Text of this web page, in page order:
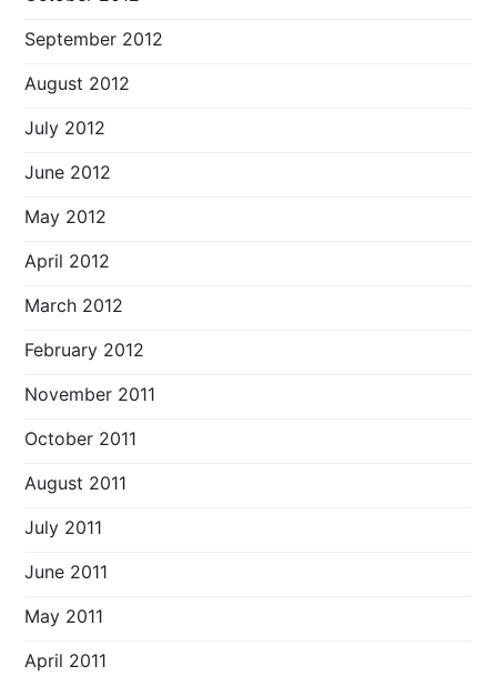
September 2012
August 2012
July 2012
June 2012
May 2012
April 2012
March 2012
February 2012
November 2011
October 2011
August 2011
July 2011
June 2011
May 2011
April 2011